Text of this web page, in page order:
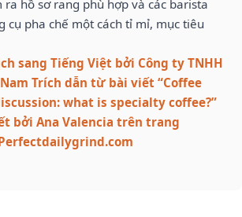
hồ sơ rang phù hợp và các barista
cụ pha chế một cách tỉ mỉ, mục tiêu
sang Tiếng Việt bởi Công ty TNHH
Nam Trích dẫn từ bài viết “Coffee
what is specialty coffee?”
bởi Ana Valencia trên trang